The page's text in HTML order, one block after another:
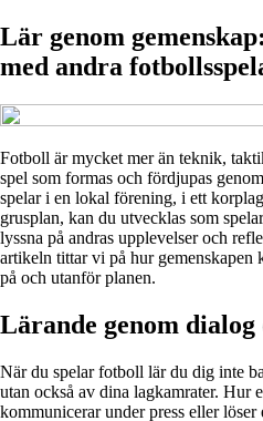
Lär genom
med andra
Fotboll är mycket mer än teknik,
spel som formas och fördjupas
spelar i en lokal förening, i ett
grusplan, kan du utvecklas som
lyssna på andras upplevelser och
artikeln tittar vi på hur gemenskapen
på och utanför planen.
Lärande genom dialog
När du spelar fotboll lär du dig inte
utan också av dina lagkamrater. Hur
kommunicerar under press eller